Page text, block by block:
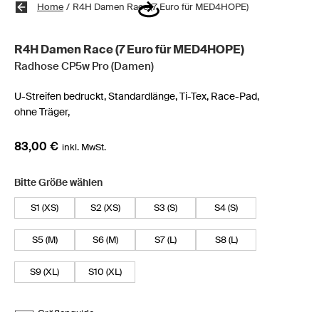
Home / R4H Damen Race (7 Euro für MED4HOPE)
R4H Damen Race (7 Euro für MED4HOPE)
Radhose CP5w Pro (Damen)
U-Streifen bedruckt,Standardlänge,Ti-Tex, Race-Pad,
ohne Träger,
83,00 € inkl. MwSt.
Bitte Größe wählen
S1 (XS) S2 (XS) S3 (S) S4 (S)
S5 (M) S6 (M) S7 (L) S8 (L)
S9 (XL) S10 (XL)